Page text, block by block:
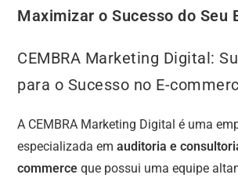
Maximizar o Sucesso do Seu
CEMBRA Marketing Digital:
para o Sucesso no E-
A CEMBRA Marketing Digital é uma
especializada emauditoria e
commerce que possui uma equipe